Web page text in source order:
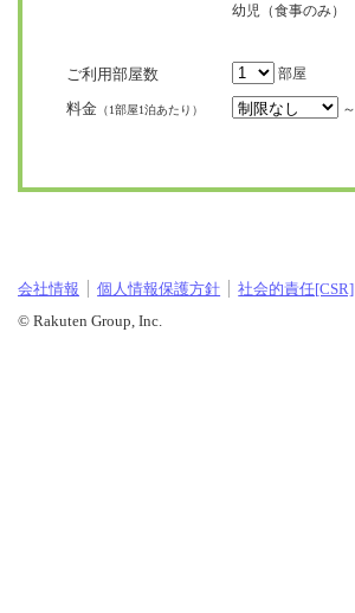
幼児（食事のみ）
ご利用部屋数 部屋
料金 （1部屋1泊あたり） ～
会社情報 個人情報保護方針 社会的責任[CSR]
© Rakuten Group, Inc.